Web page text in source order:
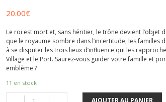
20.00€
Le roi est mort et, sans héritier, le trône devient l’objet
que le royaume sombre dans l’incertitude, les familles
à se disputer les trois lieux d’influence qui les
Village et le Port. Saurez-vous guider votre famille et
emblème ?
11 en stock
AJOUTER AU PANIER